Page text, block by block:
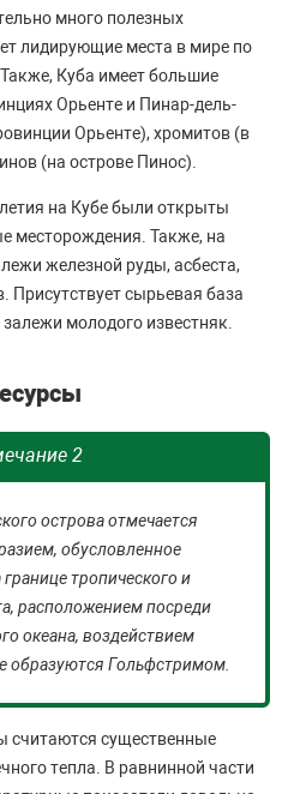
много полезных
лидирующие места в мире по
Куба имеет большие
Орьенте и Пинар-дель-
Орьенте), хромитов (в
(на острове Пинос).
на Кубе были открыты
месторождения. Также, на
железной руды, асбеста,
Присутствует сырьевая база
молодого известняк.
2
острова отмечается
обусловленное
тропического и
расположением посреди
океана, воздействием
образуются Гольфстримом.
считаются существенные
тепла. В равнинной части